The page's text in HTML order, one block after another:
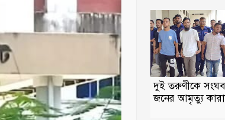
দুই তরুণীকে
জনের আমৃত্যু